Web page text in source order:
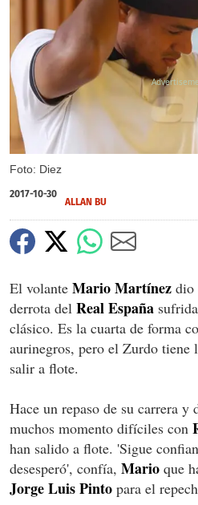
Foto: Diez
2017-10-30
ALLAN BU
El volante Mario Martínez dio
derrota del Real España
clásico. Es la cuarta de forma
aurinegros, pero el Zurdo tiene
salir a flote.
Hace un repaso de su carrera y
muchos momento difíciles con
han salido a flote. 'Sigue
desesperó', confía, Mario que
Jorge Luis Pinto para el